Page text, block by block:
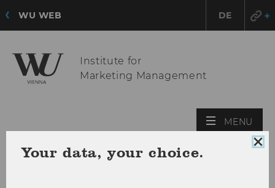
WU WEB DE
Institute for
Marketing Management
MENU
Your data, your choice.